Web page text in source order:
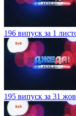
196 випуск за 1
195 випуск за 31